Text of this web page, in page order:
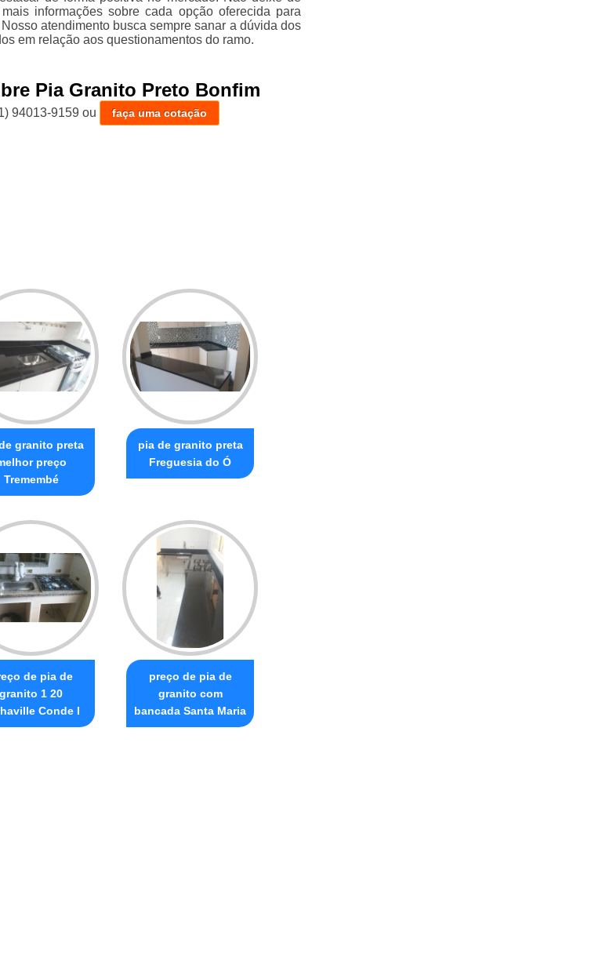
informações sobre cada opção oferecida para
atendimento busca sempre sanar a dúvida dos
em relação aos questionamentos do ramo.
Pia Granito Preto Bonfim
94013-9159 ou faça uma cotação
granito preta
preço
Tremembé
pia de granito preta
Freguesia do Ó
de pia de
granito 1 20
Conde I
preço de pia de
granito com
bancada Santa Maria